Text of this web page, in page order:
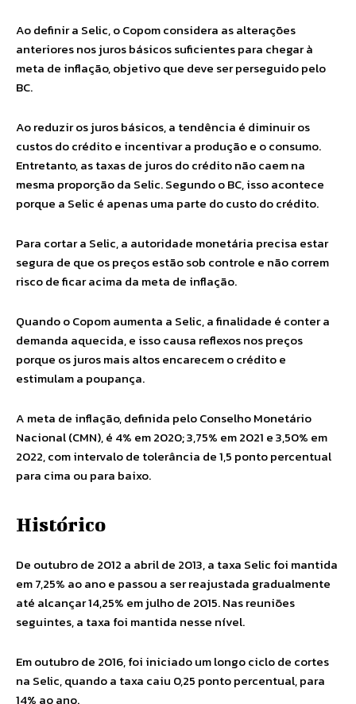
Ao definir a Selic, o Copom considera as alterações
anteriores nos juros básicos suficientes para chegar à
meta de inflação, objetivo que deve ser perseguido pelo
BC.
Ao reduzir os juros básicos, a tendência é diminuir os
custos do crédito e incentivar a produção e o consumo.
Entretanto, as taxas de juros do crédito não caem na
mesma proporção da Selic. Segundo o BC, isso acontece
porque a Selic é apenas uma parte do custo do crédito.
Para cortar a Selic, a autoridade monetária precisa estar
segura de que os preços estão sob controle e não correm
risco de ficar acima da meta de inflação.
Quando o Copom aumenta a Selic, a finalidade é conter a
demanda aquecida, e isso causa reflexos nos preços
porque os juros mais altos encarecem o crédito e
estimulam a poupança.
A meta de inflação, definida pelo Conselho Monetário
Nacional (CMN), é 4% em 2020; 3,75% em 2021 e 3,50% em
2022, com intervalo de tolerância de 1,5 ponto percentual
para cima ou para baixo.
Histórico
De outubro de 2012 a abril de 2013, a taxa Selic foi mantida
em 7,25% ao ano e passou a ser reajustada gradualmente
até alcançar 14,25% em julho de 2015. Nas reuniões
seguintes, a taxa foi mantida nesse nível.
Em outubro de 2016, foi iniciado um longo ciclo de cortes
na Selic, quando a taxa caiu 0,25 ponto percentual, para
14% ao ano.